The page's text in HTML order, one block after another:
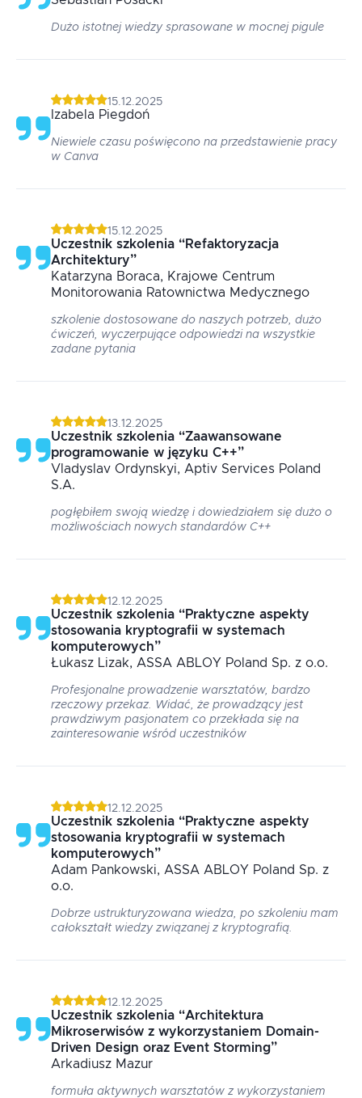
Dużo istotnej wiedzy sprasowane w mocnej pigule
15.12.2025
Izabela Piegdoń
Niewiele czasu poświęcono na przedstawienie pracy
w Canva
15.12.2025
Uczestnik szkolenia “Refaktoryzacja
Architektury”
Katarzyna Boraca, Krajowe Centrum
Monitorowania Ratownictwa Medycznego
szkolenie dostosowane do naszych potrzeb, dużo
ćwiczeń, wyczerpujące odpowiedzi na wszystkie
zadane pytania
13.12.2025
Uczestnik szkolenia “Zaawansowane
programowanie w języku C++”
Vladyslav Ordynskyi, Aptiv Services Poland
S.A.
pogłębiłem swoją wiedzę i dowiedziałem się dużo o
możliwościach nowych standardów C++
12.12.2025
Uczestnik szkolenia “Praktyczne aspekty
stosowania kryptografii w systemach
komputerowych”
Łukasz Lizak, ASSA ABLOY Poland Sp. z o.o.
Profesjonalne prowadzenie warsztatów, bardzo
rzeczowy przekaz. Widać, że prowadzący jest
prawdziwym pasjonatem co przekłada się na
zainteresowanie wśród uczestników
12.12.2025
Uczestnik szkolenia “Praktyczne aspekty
stosowania kryptografii w systemach
komputerowych”
Adam Pankowski, ASSA ABLOY Poland Sp. z
o.o.
Dobrze ustrukturyzowana wiedza, po szkoleniu mam
całokształt wiedzy związanej z kryptografią.
12.12.2025
Uczestnik szkolenia “Architektura
Mikroserwisów z wykorzystaniem Domain-
Driven Design oraz Event Storming”
Arkadiusz Mazur
formuła aktywnych warsztatów z wykorzystaniem